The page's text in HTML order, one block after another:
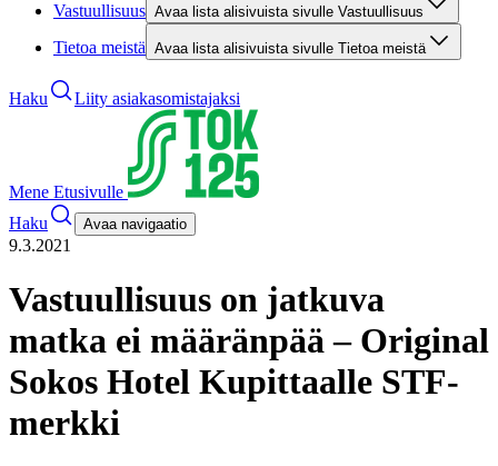
Vastuullisuus Avaa lista alisivuista sivulle Vastuullisuus
Tietoa meistä Avaa lista alisivuista sivulle Tietoa meistä
Haku Liity asiakasomistajaksi
Mene Etusivulle
Haku
Avaa navigaatio
9.3.2021
Vastuullisuus on jatkuva
matka ei määränpää – Original
Sokos Hotel Kupittaalle STF-
merkki